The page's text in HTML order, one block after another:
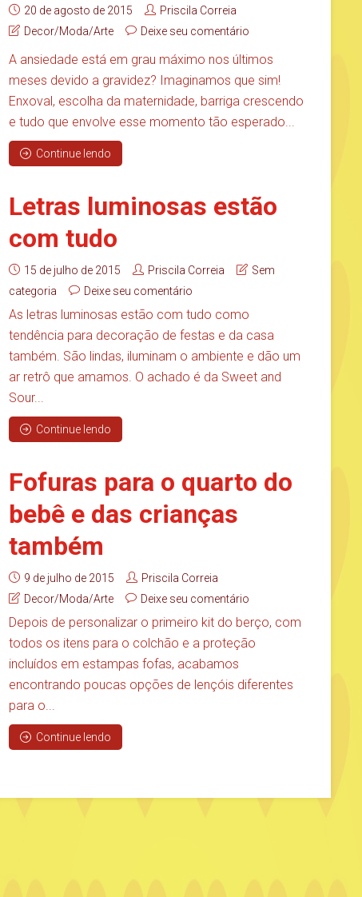
20 de agosto de 2015
Priscila Correia
Decor/Moda/Arte
Deixe seu comentário
A ansiedade está em grau máximo nos últimos
meses devido a gravidez? Imaginamos que sim!
Enxoval, escolha da maternidade, barriga crescendo
e tudo que envolve esse momento tão esperado...
Continue lendo
Letras luminosas estão
com tudo
15 de julho de 2015 Priscila Correia
Sem
categoria
Deixe seu comentário
As letras luminosas estão com tudo como
tendência para decoração de festas e da casa
também. São lindas, iluminam o ambiente e dão um
ar retrô que amamos. O achado é da Sweet and
Sour...
Continue lendo
Fofuras para o quarto do
bebê e das crianças
também
9 de julho de 2015
Priscila Correia
Decor/Moda/Arte
Deixe seu comentário
Depois de personalizar o primeiro kit do berço, com
todos os itens para o colchão e a proteção
incluídos em estampas fofas, acabamos
encontrando poucas opções de lençóis diferentes
para o...
Continue lendo